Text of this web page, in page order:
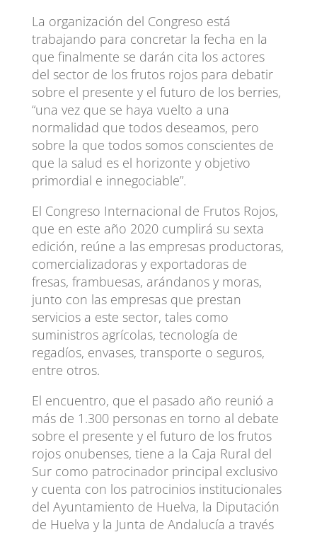
La organización del Congreso está
trabajando para concretar la fecha en la
que finalmente se darán cita los actores
del sector de los frutos rojos para debatir
sobre el presente y el futuro de los berries,
“una vez que se haya vuelto a una
normalidad que todos deseamos, pero
sobre la que todos somos conscientes de
que la salud es el horizonte y objetivo
primordial e innegociable”.
El Congreso Internacional de Frutos Rojos,
que en este año 2020 cumplirá su sexta
edición, reúne a las empresas productoras,
comercializadoras y exportadoras de
fresas, frambuesas, arándanos y moras,
junto con las empresas que prestan
servicios a este sector, tales como
suministros agrícolas, tecnología de
regadíos, envases, transporte o seguros,
entre otros.
El encuentro, que el pasado año reunió a
más de 1.300 personas en torno al debate
sobre el presente y el futuro de los frutos
rojos onubenses, tiene a la Caja Rural del
Sur como patrocinador principal exclusivo
y cuenta con los patrocinios institucionales
del Ayuntamiento de Huelva, la Diputación
de Huelva y la Junta de Andalucía a través